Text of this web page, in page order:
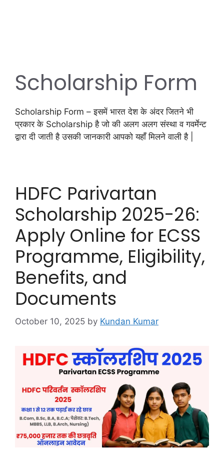
Scholarship Form
Scholarship Form – इसमें भारत देश के अंदर जितने भी
प्रकार के Scholarship है जो की अलग अलग संस्था व गवर्मेन्ट
द्वारा दी जाती है उसकी जानकारी आपको यहाँ मिलने वाली है |
HDFC Parivartan
Scholarship 2025-26:
Apply Online for ECSS
Programme, Eligibility,
Benefits, and
Documents
October 10, 2025 by Kundan Kumar